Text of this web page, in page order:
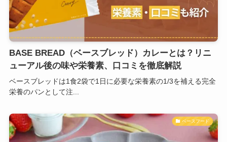
BASE BREAD（ベースブレッド）カレーとは？リニ
ューアル後の味や栄養素、口コミを徹底解説
ベースブレッドは1食2袋で1日に必要な栄養素の1/3を補える完全
栄養のパンとして注...
ベースフード